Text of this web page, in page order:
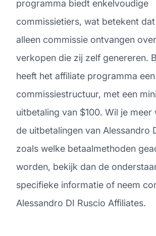
programma biedt enkelvoudige
commissietiers, wat betekent
alleen commissie ontvangen
verkopen die zij zelf genereren.
heeft het affiliate programma
commissiestructuur, met een
uitbetaling van $100. Wil je meer
de uitbetalingen van Alessandro
zoals welke betaalmethoden
worden, bekijk dan de
specifieke informatie of neem
Alessandro DI Ruscio Affiliates.